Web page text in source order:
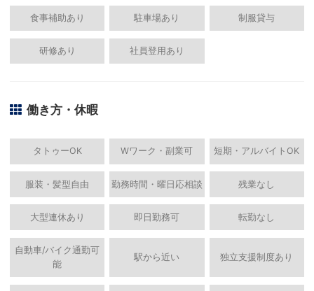
食事補助あり 駐車場あり 制服貸与
研修あり 社員登用あり
働き方・休暇
タトゥーOK Wワーク・副業可 短期・アルバイトOK
服装・髪型自由 勤務時間・曜日応相談 残業なし
大型連休あり 即日勤務可 転勤なし
自動車/バイク通勤可
能
駅から近い 独立支援制度あり